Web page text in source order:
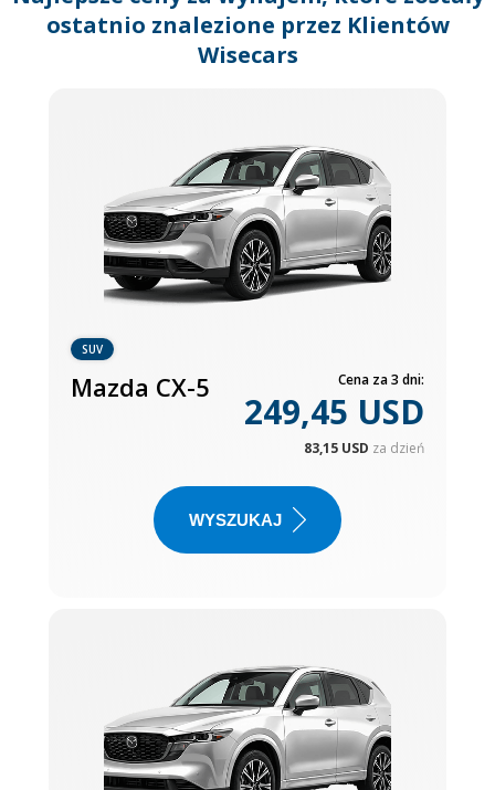
ostatnio znalezione przez Klientów
Wisecars
SUV
Mazda CX-5 Cena za 3 dni:
249,45 USD
83,15 USD za dzień
WYSZUKAJ